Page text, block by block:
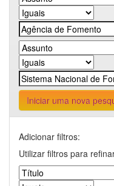
Iniciar uma nova
Adicionar filtros:
Utilizar filtros para